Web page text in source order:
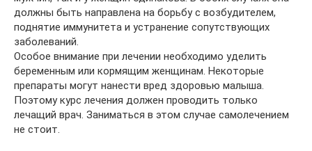
должны быть направлена на борьбу с возбудителем,
поднятие иммунитета и устранение сопутствующих
заболеваний.
Особое внимание при лечении необходимо уделить
беременным или кормящим женщинам. Некоторые
препараты могут нанести вред здоровью малыша.
Поэтому курс лечения должен проводить только
лечащий врач. Заниматься в этом случае самолечением
не стоит.